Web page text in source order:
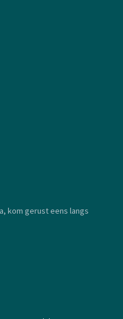
kom gerust eens langs